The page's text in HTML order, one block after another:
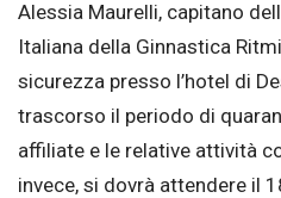
Alessia Maurelli, capitano
Italiana della Ginnastica
sicurezza presso l’hotel di
trascorso il periodo di
affiliate e le relative attività
invece, si dovrà attendere il